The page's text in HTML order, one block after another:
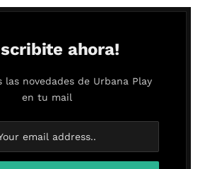
ahora!
las novedades de Urbana Play
en tu mail